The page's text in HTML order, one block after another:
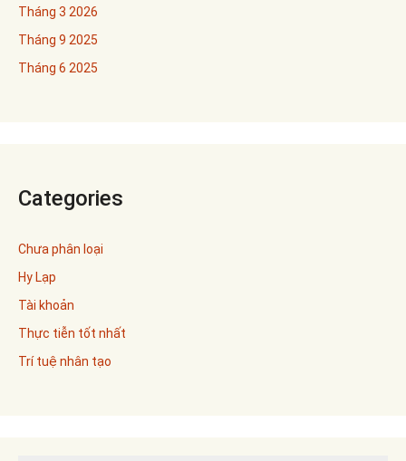
Tháng 3 2026
Tháng 9 2025
Tháng 6 2025
Categories
Chưa phân loại
Hy Lạp
Tài khoản
Thực tiễn tốt nhất
Trí tuệ nhân tạo